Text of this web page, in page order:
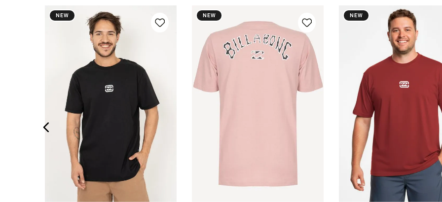
NEW
P GG
Adicionar ao carrinho
NEW
Adicionar ao carrinho
NEW
G3
Adicionar ao